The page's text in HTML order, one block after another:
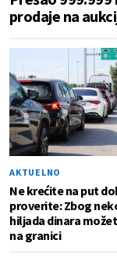
prodaje na
AKTUELNO
Ne krećite na put
proverite: Zbog
hiljada dinara
na granici